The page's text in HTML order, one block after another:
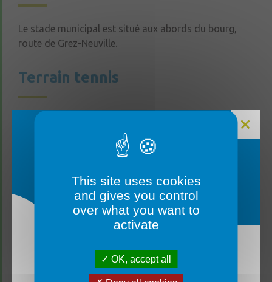
Le stade municipal est situé aux abords du bourg,
route de Grez-Neuville.
Terrain tennis
Le terrain de tennis accueille les matchs et
entraînements. Il se situe juste à côté du stade
municipal (route de Grez). Il y a deux courts de tennis
avec Mr LESAINT à l’adresse mail :
davidlesaint@wanadoo.fr
Terrain de pétanque
Les terrains de pétanque de la commune ont été
La mairie sera fermée du lundi 3 août au vendredi
14 août inclus. ✅ Un service d’urgence reste
This site uses cookies
and gives you control
over what you want to
activate
OK, accept all